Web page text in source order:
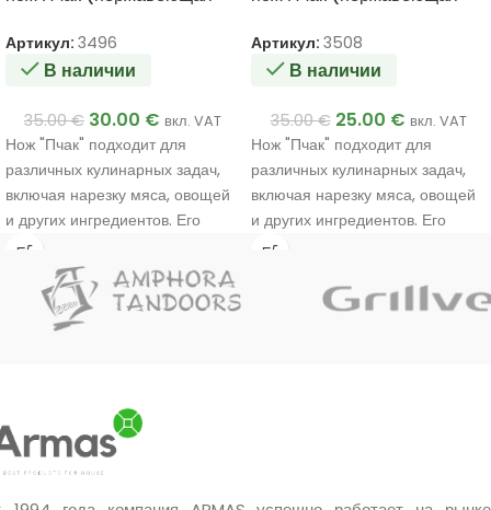
Артикул: 3496
В наличии
35.00€ 30.00 € вкл. VAT
Нож "Пчак" подходит для
различных кулинарных задач,
включая нарезку мяса, овощей
и других ингредиентов. Его
уникальный дизайн и
материалы обеспечивают
прочность и эффективность в
использовании.
Артикул: 3508
В наличии
35.00€ 25.00 € вкл. VAT
Нож "Пчак" подходит для
различных кулинарных задач,
включая нарезку мяса, овощей
и других ингредиентов. Его
уникальный дизайн и
прочность и эффективность в